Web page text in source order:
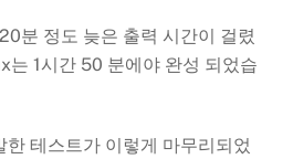
분 정도 늦은 출력 시간이 걸렸
는 1시간 50 분에야 완성 되었습
테스트가 이렇게 마무리되었